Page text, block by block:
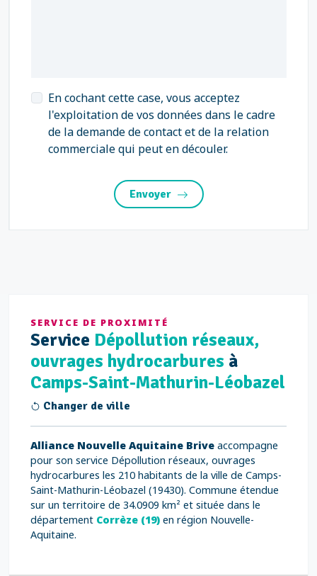
En cochant cette case, vous acceptez
l'exploitation de vos données dans le cadre
de la demande de contact et de la relation
commerciale qui peut en découler.
Envoyer
SERVICE DE PROXIMITÉ
Service Dépollution réseaux,
ouvrages hydrocarbures à
Camps-Saint-Mathurin-Léobazel
Changer de ville
Alliance Nouvelle Aquitaine Brive accompagne
pour son service Dépollution réseaux, ouvrages
hydrocarbures les 210 habitants de la ville de Camps-
Saint-Mathurin-Léobazel (19430). Commune étendue
sur un territoire de 34.0909 km² et située dans le
département Corrèze (19) en région Nouvelle-
Aquitaine.